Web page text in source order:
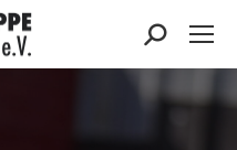
Search: